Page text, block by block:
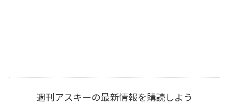
週刊アスキーの最新情報を購読しよう